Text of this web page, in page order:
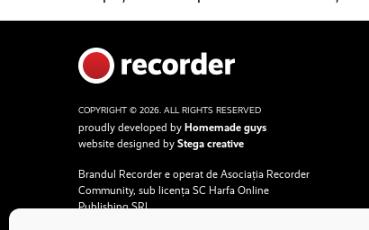
COPYRIGHT © 2026. ALL RIGHTS RESERVED
proudly developed by Homemade guys
website designed by Stega creative
Brandul Recorder e operat de Asociația Recorder
Community, sub licența SC Harfa Online
Publishing SRL.